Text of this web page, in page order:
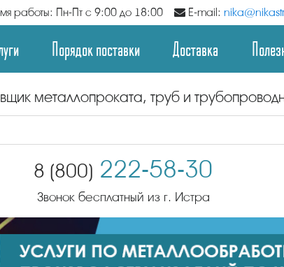
работы: Пн-Пт с 9:00 до 18:00 E-mail:
Порядок поставки Доставка
металлопроката, труб и
8 (800) 222-58-30
Звонок бесплатный из г. Истра